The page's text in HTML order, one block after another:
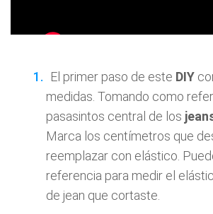
El primer paso de este DIY
medidas. Tomando como
pasasintos central de los
Marca los centímetros que
reemplazar con elástico.
referencia para medir el
de jean que cortaste.